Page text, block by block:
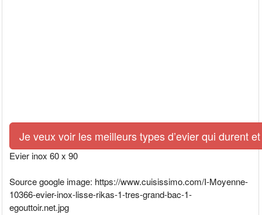
Je veux voir les meilleurs types d’evier qui durent
Evier inox 60 x 90
Source google image: https://www.cuisissimo.com/I-Moyenne-
10366-evier-inox-lisse-rikas-1-tres-grand-bac-1-
egouttoir.net.jpg